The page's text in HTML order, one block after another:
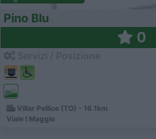
Pino Blu
0
Villar Pellice (TO) - 16.1km
Viale I Maggio